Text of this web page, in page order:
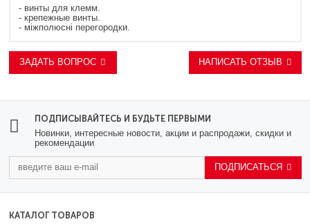
- винты для клемм.
- крепежные винты.
- міжполюсні перегородки.
ЗАДАТЬ ВОПРОС НАПИСАТЬ ОТЗЫВ
ПОДПИСЫВАЙТЕСЬ И БУДЬТЕ ПЕРВЫМИ
Новинки, интересные новости, акции и распродажи, скидки и
рекомендации
ПОДПИСАТЬСЯ
КАТАЛОГ ТОВАРОВ